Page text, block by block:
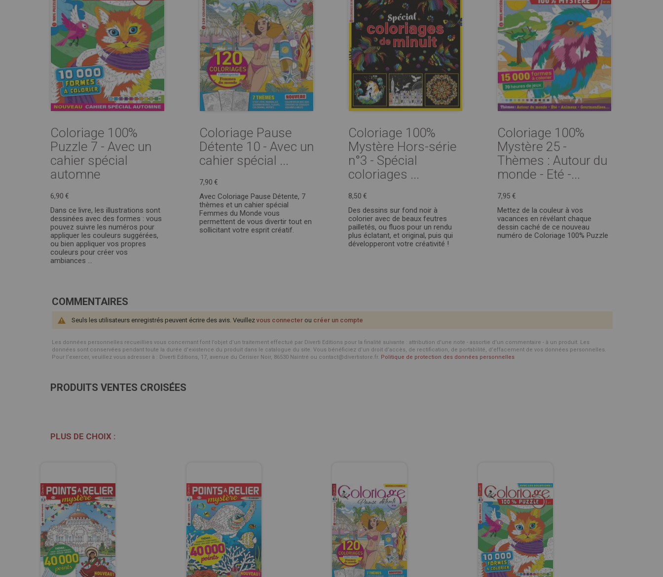
Coloriage 100%
Puzzle 7 - Avec un
cahier spécial
automne
6,90 €
Dans ce livre, les illustrations sont
dessinées avec des formes : vous
pouvez suivre les numéros pour
appliquer les couleurs suggérées,
ou bien appliquer vos propres
couleurs pour créer vos
ambiances ...
Coloriage Pause
Détente 10 - Avec un
cahier spécial ...
7,90 €
Avec Coloriage Pause Détente, 7
thèmes et un cahier spécial
Femmes du Monde vous
permettent de vous divertir tout en
sollicitant votre esprit créatif.
Coloriage 100%
Mystère Hors-série
n°3 - Spécial
coloriages ...
8,50 €
Des dessins sur fond noir à
colorier avec de beaux feutres
pailletés, ou fluos pour un rendu
plus éclatant, et original, puis qui
développeront votre créativité !
Coloriage 100%
Mystère 25 -
Thèmes : Autour du
monde - Eté -...
7,95 €
Mettez de la couleur à vos
vacances en révélant chaque
dessin caché de ce nouveau
numéro de Coloriage 100% Puzzle
COMMENTAIRES
Seuls les utilisateurs enregistrés peuvent écrire des avis. Veuillez vous connecter ou créer un compte
Les données personnelles recueillies vous concernant font l’objet d’un traitement effectué par Diverti Editions pour la finalité suivante : attribution d'une note - assortie d'un commentaire - à un produit. Les
données sont conservées pendant toute la durée d'existence du produit dans le catalogue du site. Vous bénéficiez d’un droit d’accès, de rectification, de portabilité, d’effacement de vos données personnelles.
Pour l’exercer, veuillez vous adresser à : Diverti Editions, 17, avenue du Cerisier Noir, 86530 Naintré ou contact@divertistore.fr. Politique de protection des données personnelles
PRODUITS VENTES CROISÉES
PLUS DE CHOIX :